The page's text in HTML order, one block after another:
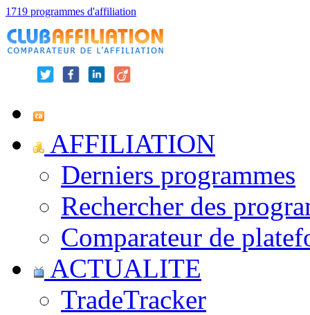
1719 programmes d'affiliation
AFFILIATION
Derniers programmes
Rechercher des
Comparateur de
ACTUALITE
TradeTracker